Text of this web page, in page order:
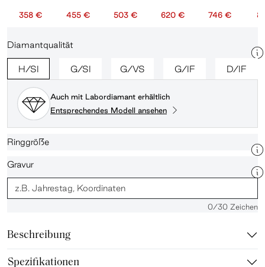
358 € 455 € 503 € 620 € 746 €
Diamantqualität
H/SI G/SI G/VS G/IF D/IF
Auch mit Labordiamant erhältlich
Entsprechendes Modell ansehen
Ringgröße
Gravur
0/30 Zeichen
Beschreibung
Spezifikationen